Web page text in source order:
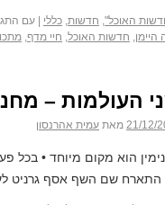
האוכל", חדשות, כללי עם
היימן, חדשות האוכל, חיי מדף,
העולמות –
21/12/ מאת עמית אהרנסון
הוא מקום מיוחד •
התארח שם השף אסף גרניט